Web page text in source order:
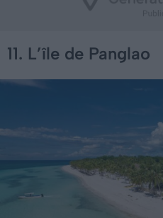
11. L’île de Panglao